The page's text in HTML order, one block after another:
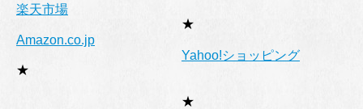
楽天市場
★
Amazon.co.jp
★
Yahoo!ショッピング
★